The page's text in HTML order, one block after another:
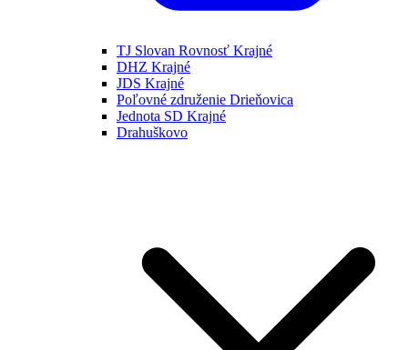
TJ Slovan Rovnosť Krajné
DHZ Krajné
JDS Krajné
Poľovné združenie Drieňovica
Jednota SD Krajné
Drahuškovo